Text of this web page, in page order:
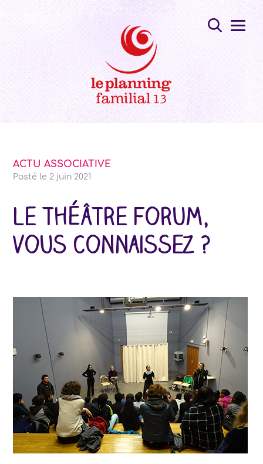
ACTU ASSOCIATIVE
Posté le 2 juin 2021
Le théâtre forum,
vous connaissez ?